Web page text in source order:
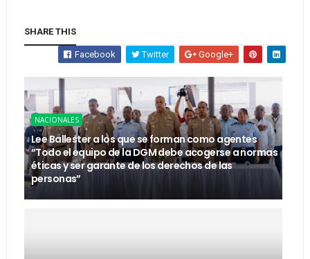
SHARE THIS
Facebook Twitter Google+
NACIONALES
Lee Ballester a los que se forman como agentes
“Todo el equipo de la DGM debe acogerse a normas
éticas y ser garante de los derechos de las
personas”